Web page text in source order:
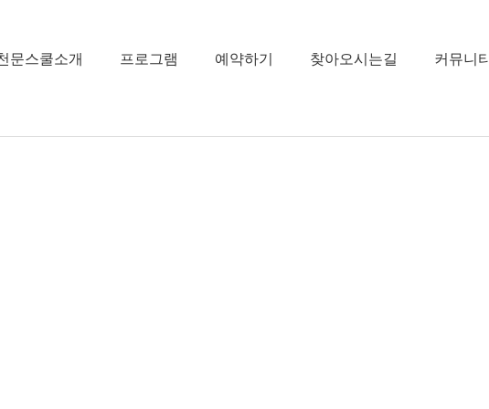
문스쿨소개 프로그램 예약하기 찾아오시는길 커뮤니티